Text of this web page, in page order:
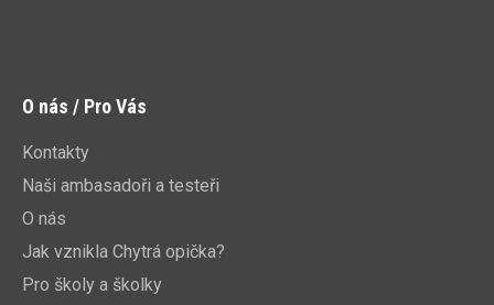
O nás / Pro Vás
Kontakty
Naši ambasadoři a testeři
O nás
Jak vznikla Chytrá opička?
Pro školy a školky